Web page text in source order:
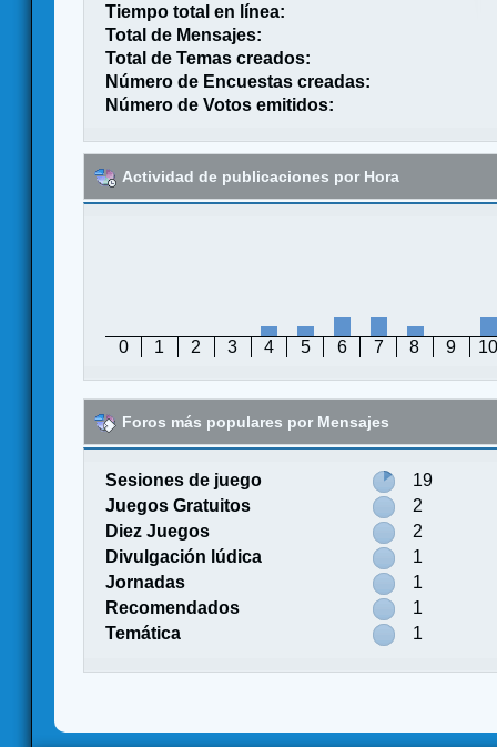
Tiempo total en línea:
Total de Mensajes:
Total de Temas creados:
Número de Encuestas creadas:
Número de Votos emitidos:
Actividad de publicaciones por Hora
0 1 2 3 4 5 6 7 8 9 10
Foros más populares por Mensajes
Sesiones de juego
19
Juegos Gratuitos
2
Diez Juegos
2
Divulgación lúdica
1
Jornadas
1
Recomendados
1
Temática
1